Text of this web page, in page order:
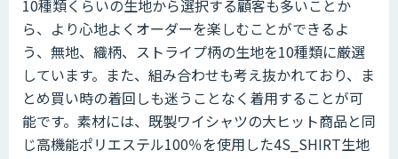
10種類くらいの生地から選択する顧客も多いことか
ら、より心地よくオーダーを楽しむことができるよ
う、無地、織柄、ストライプ柄の生地を10種類に厳選
しています。また、組み合わせも考え抜かれており、ま
とめ買い時の着回しも迷うことなく着用することが可
能です。素材には、既製ワイシャツの大ヒット商品と同
じ高機能ポリエステル100％を使用した4S_SHIRT生地